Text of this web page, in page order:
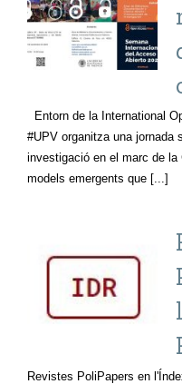
Entorn de la International
#UPV organitza una jornada
investigació en el marc de
models emergents que [...]
Revistes PoliPapers en